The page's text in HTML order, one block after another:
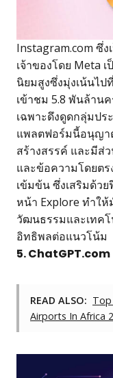
Instagram.com ซึ่
เจ้าของโดย Meta
นิยมสูงซึ่งมุ่งเน้นไ
เข้าชม 5.8 พันล้าน
เฉพาะดึงดูดกลุ่มปร
แพลตฟอร์มนี้อนุญา
สร้างสรรค์ และมีส่
และข้อความโดยตร
เข้มข้น ซึ่งเสริมด้วย
หน้า Explore ทำใ
วัฒนธรรมและเทค
อิทธิพลต่อแนวโน้ม
5. ChatGPT.com
READ ALSO:
Airports In Africa